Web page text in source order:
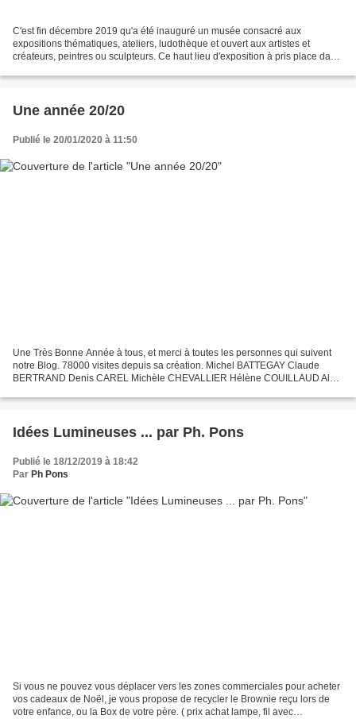
C'est fin décembre 2019 qu'a été inauguré un musée consacré aux
expositions thématiques, ateliers, ludothèque et ouvert aux artistes et
créateurs, peintres ou sculpteurs. Ce haut lieu d'exposition à pris place dans
Une année 20/20
Publié le 20/01/2020 à 11:50
Une Très Bonne Année à tous, et merci à toutes les personnes qui suivent
notre Blog. 78000 visites depuis sa création. Michel BATTEGAY Claude
BERTRAND Denis CAREL Michèle CHEVALLIER Hélène COUILLAUD Alain
Idées Lumineuses ... par Ph. Pons
Publié le 18/12/2019 à 18:42
Par Ph Pons
Si vous ne pouvez vous déplacer vers les zones commerciales pour acheter
vos cadeaux de Noël, je vous propose de recycler le Brownie reçu lors de
votre enfance, ou la Box de votre père. ( prix achat lampe, fil avec